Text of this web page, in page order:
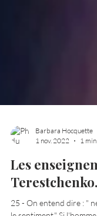
1 nov. 2022
1
Les